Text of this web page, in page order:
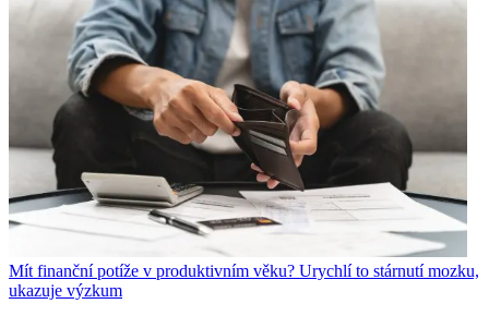
Mít finanční potíže v produktivním věku? Urychlí to stárnutí mozku,
ukazuje výzkum